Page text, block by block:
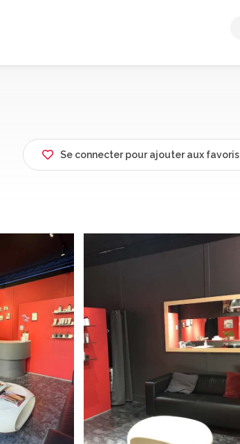
Se connecter pour ajouter aux favoris